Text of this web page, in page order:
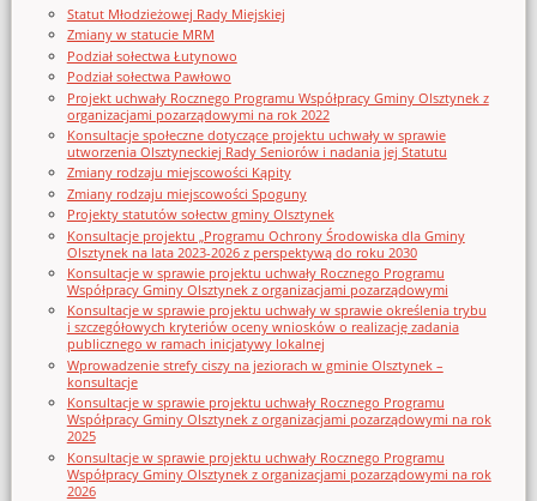
Statut Młodzieżowej Rady Miejskiej
Zmiany w statucie MRM
Podział sołectwa Łutynowo
Podział sołectwa Pawłowo
Projekt uchwały Rocznego Programu Współpracy Gminy Olsztynek z
organizacjami pozarządowymi na rok 2022
Konsultacje społeczne dotyczące projektu uchwały w sprawie
utworzenia Olsztyneckiej Rady Seniorów i nadania jej Statutu
Zmiany rodzaju miejscowości Kąpity
Zmiany rodzaju miejscowości Spoguny
Projekty statutów sołectw gminy Olsztynek
Konsultacje projektu „Programu Ochrony Środowiska dla Gminy
Olsztynek na lata 2023-2026 z perspektywą do roku 2030
Konsultacje w sprawie projektu uchwały Rocznego Programu
Współpracy Gminy Olsztynek z organizacjami pozarządowymi
Konsultacje w sprawie projektu uchwały w sprawie określenia trybu
i szczegółowych kryteriów oceny wniosków o realizację zadania
publicznego w ramach inicjatywy lokalnej
Wprowadzenie strefy ciszy na jeziorach w gminie Olsztynek –
konsultacje
Konsultacje w sprawie projektu uchwały Rocznego Programu
Współpracy Gminy Olsztynek z organizacjami pozarządowymi na rok
2025
Konsultacje w sprawie projektu uchwały Rocznego Programu
Współpracy Gminy Olsztynek z organizacjami pozarządowymi na rok
2026